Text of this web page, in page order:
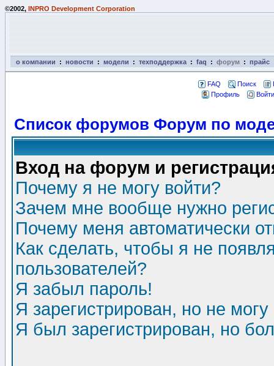
©2002, INPRO Development Corporation
о компании : новости : модели : техподдержка : faq : форум : прайс
FAQ Поиск
Профиль
Список форумов Форум по
Вход на форум и
Почему я не могу войти?
Зачем мне вообще нужно
Почему меня автоматически
Как сделать, чтобы я не
пользователей?
Я забыл пароль!
Я зарегистрирован, но не могу
Я был зарегистрирован, но